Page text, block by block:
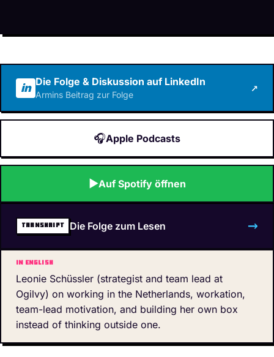
in Die Folge & Diskussion auf LinkedIn
Armins Beitrag zur Folge
↗
🎧Apple Podcasts
▶Auf Spotify öffnen
TRANSKRIPT Die Folge zum Lesen →
In English
Leonie Schüssler (strategist and team lead at
Ogilvy) on working in the Netherlands, workation,
team-lead motivation, and building her own box
instead of thinking outside one.